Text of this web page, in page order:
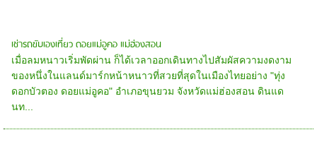
เช่ารถขับเองเที่ยว ดอยแม่อูคอ แม่ฮ่องสอน
เมื่อลมหนาวเริ่มพัดผ่าน ก็ได้เวลาออกเดินทางไปสัมผัสความงดงาม
ของหนึ่งในแลนด์มาร์กหน้าหนาวที่สวยที่สุดในเมืองไทยอย่าง "ทุ่ง
ดอกบัวตอง ดอยแม่อูคอ" อำเภอขุนยวม จังหวัดแม่ฮ่องสอน ดินแด
นท...